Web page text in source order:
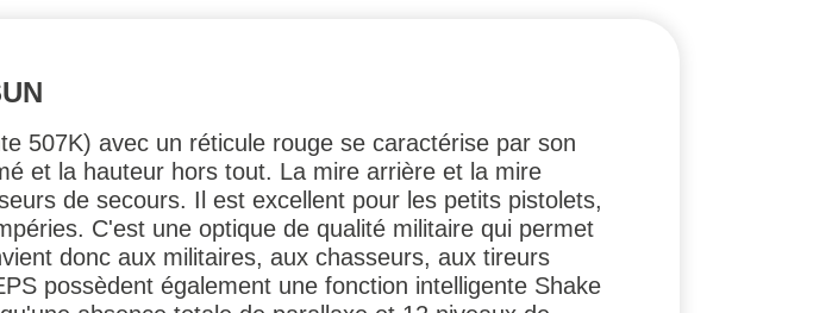
507K) avec un réticule rouge se caractérise par son
et la hauteur hors tout. La mire arrière et la mire
de secours. Il est excellent pour les petits pistolets,
C'est une optique de qualité militaire qui permet
donc aux militaires, aux chasseurs, aux tireurs
possèdent également une fonction intelligente Shake